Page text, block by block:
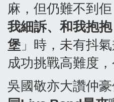
麻，但仍難不到
我細訴、和我抱
堡 」時，未有抖
成功挑戰高難度，
吳國敬亦大讚仲